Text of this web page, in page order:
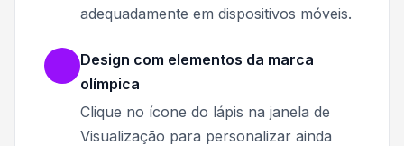
adequadamente em dispositivos móveis.
Design com elementos da marca
olímpica
Clique no ícone do lápis na janela de
Visualização para personalizar ainda